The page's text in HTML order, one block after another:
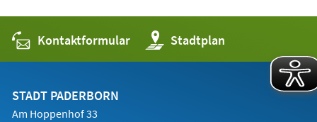
Kontaktformular Stadtplan
(Öffnet
in
einem
STADT PADERBORN
Am Hoppenhof 33